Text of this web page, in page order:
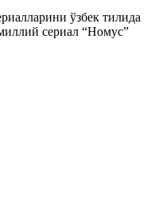
ўзбек тилида
сериал “Номус”